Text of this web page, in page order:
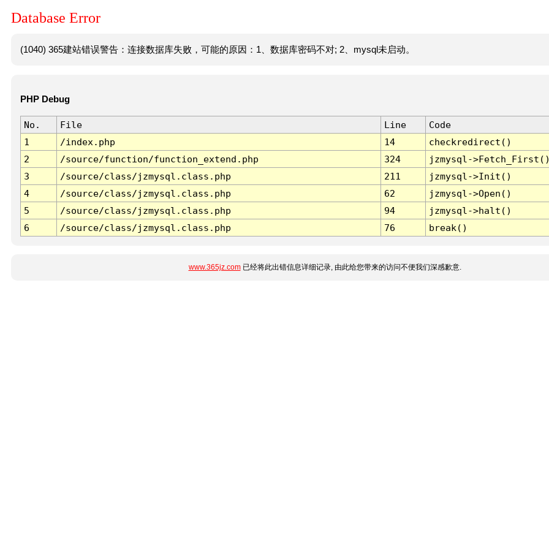
Database Error
(1040) 365建站错误警告：连接数据库失败，可能的原因：1、数据库密码不对; 2、mysql未启动。
PHP Debug
No. File Line
Code
1
/index.php 14
checkredirect()
2
/source/function/function_extend.php 324
jzmysql-
3
/source/class/jzmysql.class.php 211
jzmysql->Init()
4
/source/class/jzmysql.class.php 62
jzmysql->Open()
5
/source/class/jzmysql.class.php 94
jzmysql->halt()
6
/source/class/jzmysql.class.php 76 break()
www.365jz.com已经将此出错信息详细记录, 由此给您带来的访问不便我们深感歉意.